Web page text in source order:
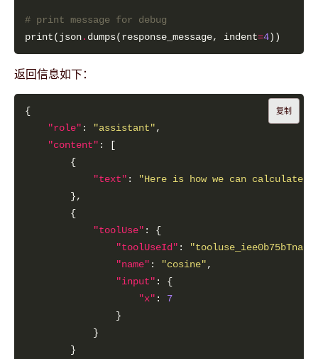
# print message for debug
print(json. dumps(response_message, indent=4
返回信息如下：
"role" : "assistant"
"content"
"text" :
"Here is how we can
"toolUse"
"toolUseId" :
"name" : "cosine"
"input"
"x" : 7
复制